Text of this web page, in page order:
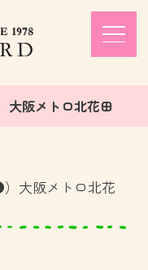
阪メトロ北花田
大阪メトロ北花